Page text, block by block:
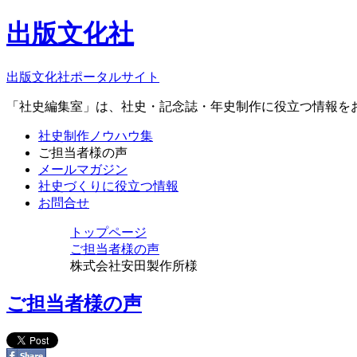
出版文化社
出版文化社ポータルサイト
「社史編集室」は、社史・記念誌・年史制作に役立つ情報を
社史制作ノウハウ集
ご担当者様の声
メールマガジン
社史づくりに役立つ情報
お問合せ
トップページ
ご担当者様の声
株式会社安田製作所様
ご担当者様の声